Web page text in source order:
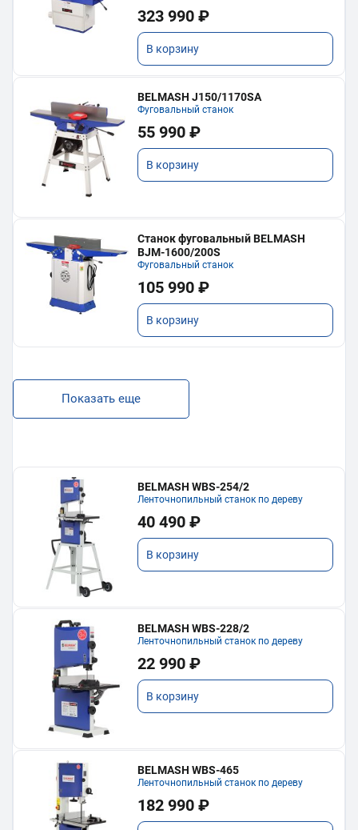
323 990 ₽
В корзину
BELMASH J150/1170SA
Фуговальный станок
55 990 ₽
В корзину
Станок фуговальный BELMASH
BJM-1600/200S
Фуговальный станок
105 990 ₽
В корзину
Показать еще
BELMASH WBS-254/2
Ленточнопильный станок по дереву
40 490 ₽
В корзину
BELMASH WBS-228/2
Ленточнопильный станок по дереву
22 990 ₽
В корзину
BELMASH WBS-465
Ленточнопильный станок по дереву
182 990 ₽